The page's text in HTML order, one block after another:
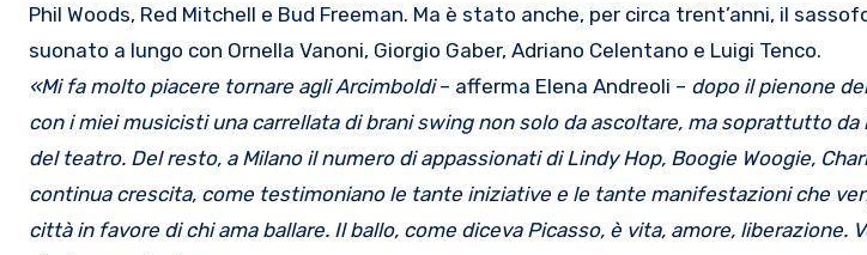
Phil Woods, Red Mitchell e Bud Freeman. Ma è stato anche, per circa trent’anni, il
suonato a lungo con Ornella Vanoni, Giorgio Gaber, Adriano Celentano e Luigi Tenco.
«Mi fa molto piacere tornare agli Arcimboldi– afferma Elena Andreoli – dopo il pienone
con i miei musicisti una carrellata di brani swing non solo da ascoltare, ma soprattutto
del teatro. Del resto, a Milano il numero di appassionati di Lindy Hop, Boogie Woogie,
continua crescita, come testimoniano le tante iniziative e le tante manifestazioni che
città in favore di chi ama ballare. Il ballo, come diceva Picasso, è vita, amore, liberazione.